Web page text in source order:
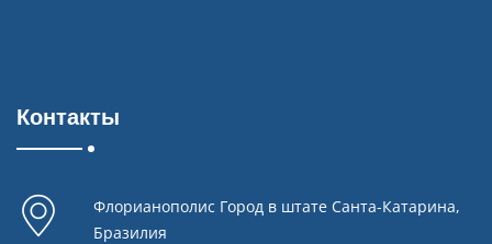
Контакты
Флорианополис Город в штате Санта-Катарина,
Бразилия